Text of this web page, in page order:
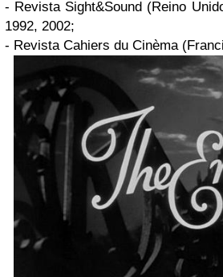
- Revista Sight&Sound (Reino
1992, 2002;
- Revista Cahiers du Cinèma